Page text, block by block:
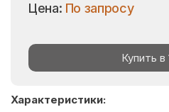
Цена: По запросу
Купить в
Характеристики: